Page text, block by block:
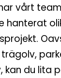
vårt
hanterat
kan du lita